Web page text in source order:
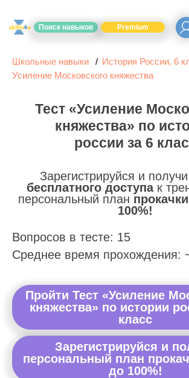
Поиск навыков Premium
Школьные навыки
История России, 6
Усиление Московского княжества
Тест «Усиление
княжества» по
россии за 6
Зарегистрируйся и получи
бесплатного доступак
персональный план
100%!
Вопросов в тесте: 15
Среднее время прохождения:
Пройти Тест «Усиление
княжества» по истории
класс
Зарегистрируйся и
персональный план
до 100%!